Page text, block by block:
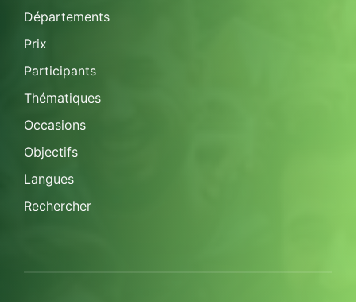
Départements
Prix
Participants
Thématiques
Occasions
Objectifs
Langues
Rechercher